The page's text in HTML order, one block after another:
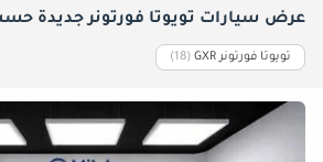
عرض سيارات تويوتا فورتونر جديدة
تويوتا فورتونر GXR ‏(18)